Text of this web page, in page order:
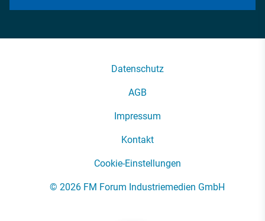
Datenschutz
AGB
Impressum
Kontakt
Cookie-Einstellungen
© 2026 FM Forum Industriemedien GmbH